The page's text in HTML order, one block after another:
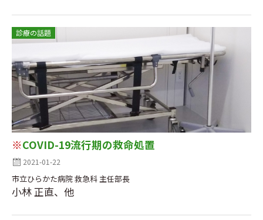
診療の話題
※COVID-19流行期の救命処置
2021-01-22
市立ひらかた病院 救急科 主任部長
小林 正直、他